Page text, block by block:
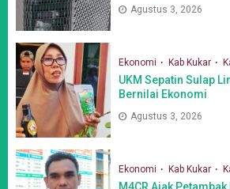
Agustus 3, 2026
Ekonomi Kab Kukar
UKM Sepatin Sulap
Bernilai Ekonomi
Agustus 3, 2026
Ekonomi Kab Kukar